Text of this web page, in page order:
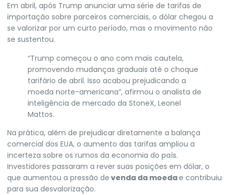
Em abril, após Trump anunciar uma série de tarifas de
importação sobre parceiros comerciais, o dólar chegou a
se valorizar por um curto período, mas o movimento não
se sustentou.
“Trump começou o ano com mais cautela,
promovendo mudanças graduais até o choque
tarifário de abril. Isso acabou prejudicando a
moeda norte-americana”, afirmou o analista de
inteligência de mercado da StoneX, Leonel
Mattos.
Na prática, além de prejudicar diretamente a balança
comercial dos EUA, o aumento das tarifas ampliou a
incerteza sobre os rumos da economia do país.
Investidores passaram a rever suas posições em dólar, o
que aumentou a pressão de venda da moedae contribuiu
para sua desvalorização.